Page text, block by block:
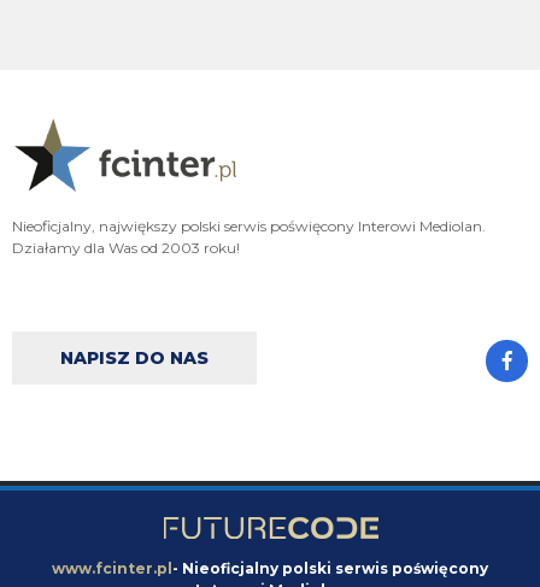
kieszeniami a we Wloszech wciaz bedziemy miec najlepszy sklad.
Xucatlan
09.08.2026 09:48
Genoa, czy Venezia. Nawet Parma więcej zainwestowała w transfery.
Claudio 09.08.2026 09:33
Orzeu 09.08.2026 09:24
Nieoficjalny, największy polski serwis poświęcony Interowi Mediolan.
Działamy dla Was od 2003 roku!
NAPISZ DO NAS
www.fcinter.pl- Nieoficjalny polski serwis poświęcony